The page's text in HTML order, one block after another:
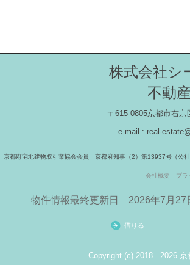
株式会社シ
不動
〒615-0805京都市右
e-mail : real-
京都府宅地建物取引業協会会員 京都府知事（2）第13937号（公
会社概要 プラ
物件情報最終更新日 2026年7月27
借りる
Copyright (c) 2018 - 2026